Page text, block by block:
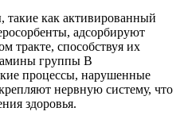
такие как активированный
адсорбируют
тракте, способствуя их
группы В
процессы, нарушенные
нервную систему, что
здоровья.